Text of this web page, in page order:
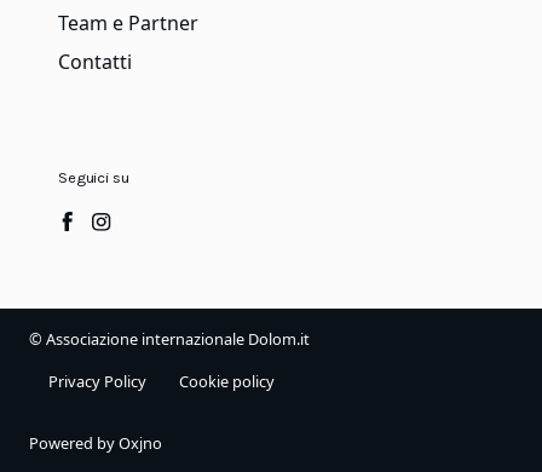
Team e Partner
Contatti
Seguici su
© Associazione internazionale Dolom.it
Privacy Policy
Cookie policy
Powered byOxjno